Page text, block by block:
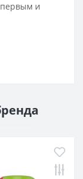
первым и